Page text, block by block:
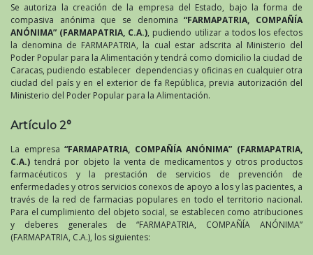
Se autoriza la creación de la empresa del Estado, bajo la forma de
compasiva anónima que se denomina“FARMAPATRIA, COMPAÑÍA
ANÓNIMA” (FARMAPATRIA, C.A.), pudiendo utilizar a todos los efectos
la denomina de FARMAPATRIA, la cual estar adscrita al Ministerio del
Poder Popular para la Alimentación y tendrá como domicilio la ciudad de
Caracas, pudiendo establecer dependencias y oficinas en cualquier otra
ciudad del país y en el exterior de fa República, previa autorización del
Ministerio del Poder Popular para la Alimentación.
Artículo 2°
La empresa“FARMAPATRIA, COMPAÑÍA ANÓNIMA” (FARMAPATRIA,
C.A.) tendrá por objeto la venta de medicamentos y otros productos
farmacéuticos y la prestación de servicios de prevención de
enfermedades y otros servicios conexos de apoyo a los y las pacientes, a
través de la red de farmacias populares en todo el territorio nacional.
Para el cumplimiento del objeto social, se establecen como atribuciones
y deberes generales de “FARMAPATRIA, COMPAÑÍA ANÓNIMA”
(FARMAPATRIA, C.A.), los siguientes: